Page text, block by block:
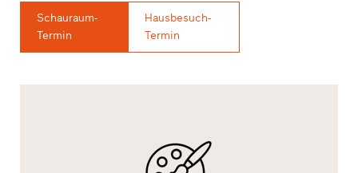
Schauraum-
Termin
Hausbesuch-
Termin